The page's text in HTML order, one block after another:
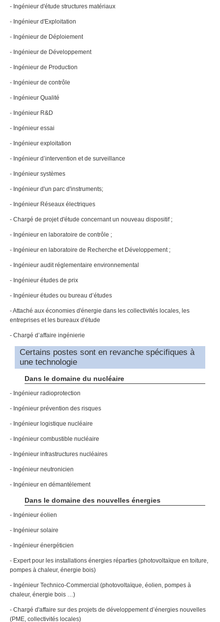
- Ingénieur d'étude structures matériaux
- Ingénieur d'Exploitation
- Ingénieur de Déploiement
- Ingénieur de Développement
- Ingénieur de Production
- Ingénieur de contrôle
- Ingénieur Qualité
- Ingénieur R&D
- Ingénieur essai
- Ingénieur exploitation
- Ingénieur d’intervention et de surveillance
- Ingénieur systèmes
- Ingénieur d'un parc d'instruments;
- Ingénieur Réseaux électriques
- Chargé de projet d'étude concernant un nouveau dispositif ;
- Ingénieur en laboratoire de contrôle ;
- Ingénieur en laboratoire de Recherche et Développement ;
- Ingénieur audit réglementaire environnemental
- Ingénieur études de prix
- Ingénieur études ou bureau d’études
- Attaché aux économies d'énergie dans les collectivités locales, les
entreprises et les bureaux d'étude
- Chargé d’affaire ingénierie
Certains postes sont en revanche spécifiques à
une technologie
Dans le domaine du nucléaire
- Ingénieur radioprotection
- Ingénieur prévention des risques
- Ingénieur logistique nucléaire
- Ingénieur combustible nucléaire
- Ingénieur infrastructures nucléaires
- Ingénieur neutronicien
- Ingénieur en démantèlement
Dans le domaine des nouvelles énergies
- Ingénieur éolien
- Ingénieur solaire
- Ingénieur énergéticien
- Expert pour les installations énergies réparties (photovoltaïque en toiture,
pompes à chaleur, énergie bois)
- Ingénieur Technico-Commercial (photovoltaïque, éolien, pompes à
chaleur, énergie bois …)
- Chargé d'affaire sur des projets de développement d’énergies nouvelles
(PME, collectivités locales)